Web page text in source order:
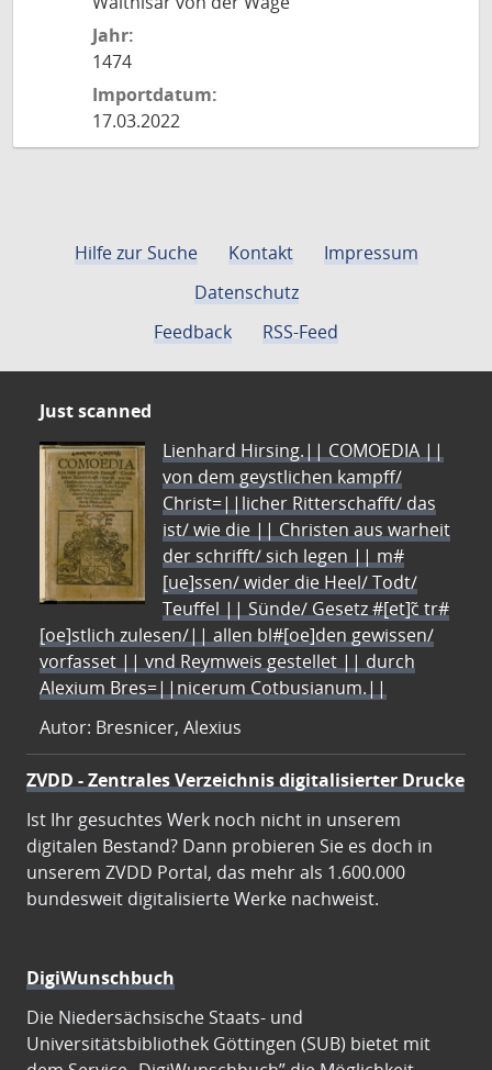
Jahr:
1474
Importdatum:
17.03.2022
Hilfe zur Suche Kontakt
Impressum
Datenschutz
Feedback
RSS-Feed
Just scanned
Lienhard Hirsing.|| COMOEDIA ||
von dem geystlichen kampff/
Christ=||licher Ritterschafft/ das
ist/ wie die || Christen aus warheit
der schrifft/ sich legen || m#
[ue]ssen/ wider die Heel/ Todt/
Teuffel || Sünde/ Gesetz #[et]c̃ tr#
[oe]stlich zulesen/|| allen bl#[oe]den gewissen/
vorfasset || vnd Reymweis gestellet || durch
Alexium Bres=||nicerum Cotbusianum.||
Autor: Bresnicer, Alexius
ZVDD - Zentrales Verzeichnis digitalisierter Drucke
Ist Ihr gesuchtes Werk noch nicht in unserem
digitalen Bestand? Dann probieren Sie es doch in
unserem ZVDD Portal, das mehr als 1.600.000
bundesweit digitalisierte Werke nachweist.
DigiWunschbuch
Die Niedersächsische Staats- und
Universitätsbibliothek Göttingen (SUB) bietet mit